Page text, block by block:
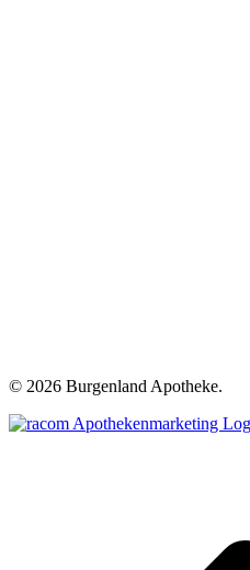
© 2026 Burgenland Apotheke.